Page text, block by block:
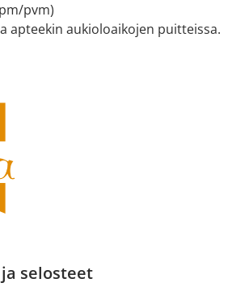
pvm)
apteekin aukioloaikojen puitteissa.
selosteet